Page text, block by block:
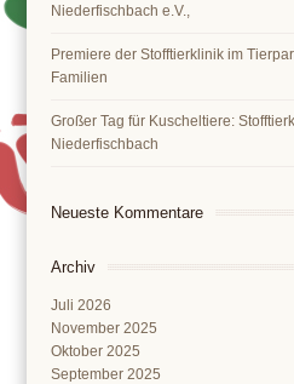
Niederfischbach e.V.,
Premiere der Stofftierklinik im
Familien
Großer Tag für Kuscheltiere:
Niederfischbach
Neueste Kommentare
Archiv
Juli 2026
November 2025
Oktober 2025
September 2025